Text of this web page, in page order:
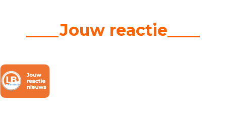
____Jouw reactie____